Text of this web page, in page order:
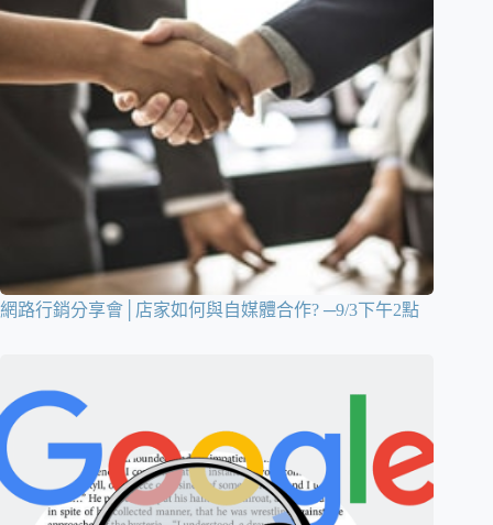
網路行銷分享會│店家如何與自媒體合作? ─9/3下午2點